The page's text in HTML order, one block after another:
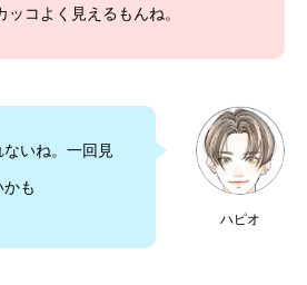
ッコよく見えるもんね。
ハピオ
いね。一回見
も